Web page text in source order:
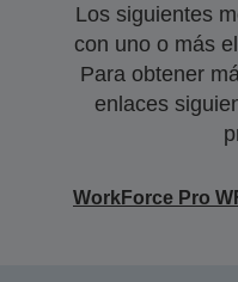
Los siguientes
con uno o más
Para obtener
enlaces
WorkForce Pro